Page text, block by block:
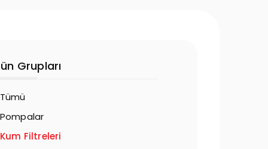
Grupları
Tümü
Pompalar
Kum Filtreleri